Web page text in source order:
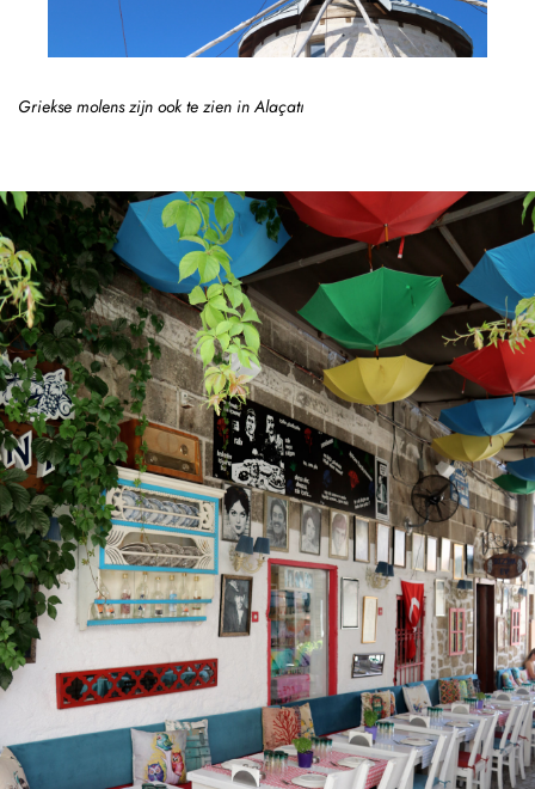
Griekse molens zijn ook te zien in Alaçatı